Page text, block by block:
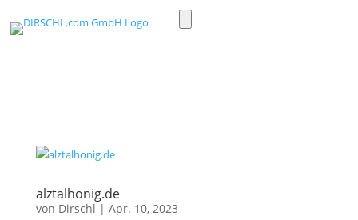
light/dark
alztalhonig.de
von Dirschl | Apr. 10, 2023